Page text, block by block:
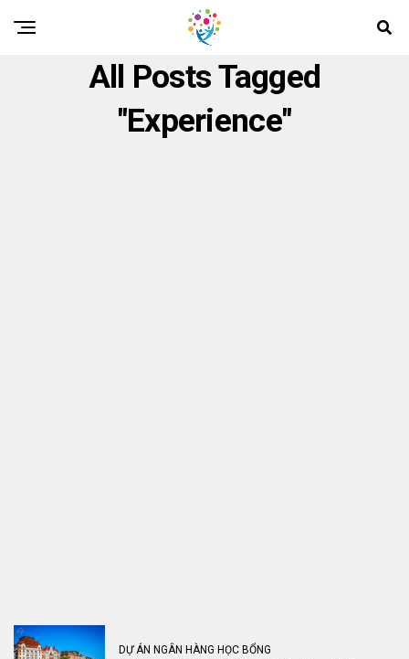
All Posts Tagged
"Experience"
DỰ ÁN NGÂN HÀNG HỌC BỔNG